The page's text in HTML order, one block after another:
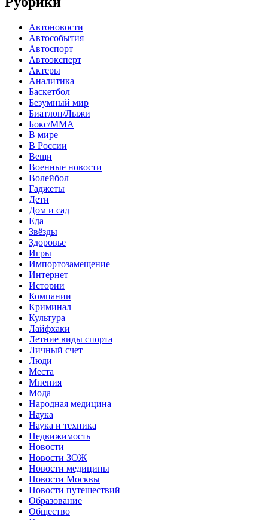
Автоновости
Автособытия
Автоспорт
Автоэксперт
Актеры
Аналитика
Баскетбол
Безумный мир
Биатлон/Лыжи
Бокс/MMA
В мире
В России
Вещи
Военные новости
Волейбол
Гаджеты
Дети
Дом и сад
Еда
Звёзды
Здоровье
Игры
Импортозамещение
Интернет
Истории
Компании
Криминал
Культура
Лайфхаки
Летние виды спорта
Личный счет
Люди
Места
Мнения
Мода
Народная медицина
Наука
Наука и техника
Недвижимость
Новости
Новости ЗОЖ
Новости медицины
Новости Москвы
Новости путешествий
Образование
Общество